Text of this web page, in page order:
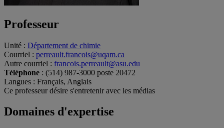
Professeur
Unité : Département de chimie
Courriel : perreault.francois@uqam.ca
Autre courriel : francois.perreault@asu.edu
Téléphone : (514) 987-3000 poste 20472
Langues : Français, Anglais
Ce professeur désire s'entretenir avec les médias
Domaines d'expertise